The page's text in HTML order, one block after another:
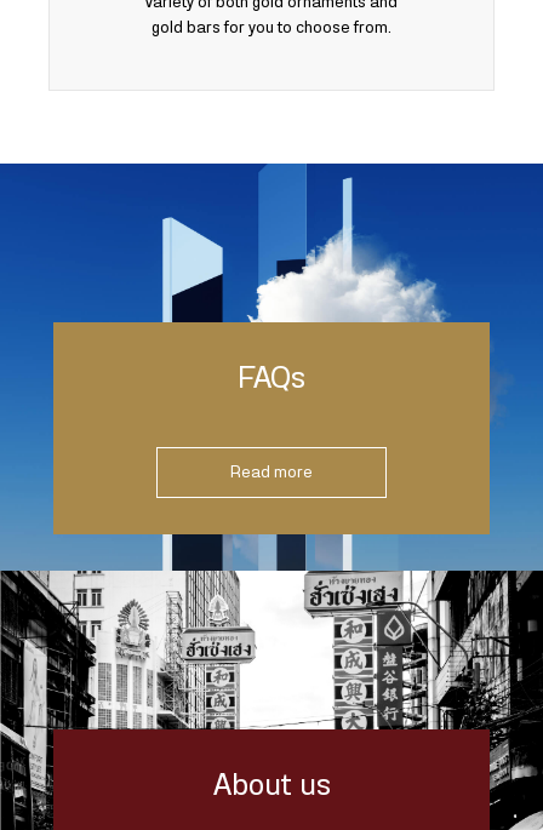
gold bars for you to choose from.
FAQs
Read more
About us